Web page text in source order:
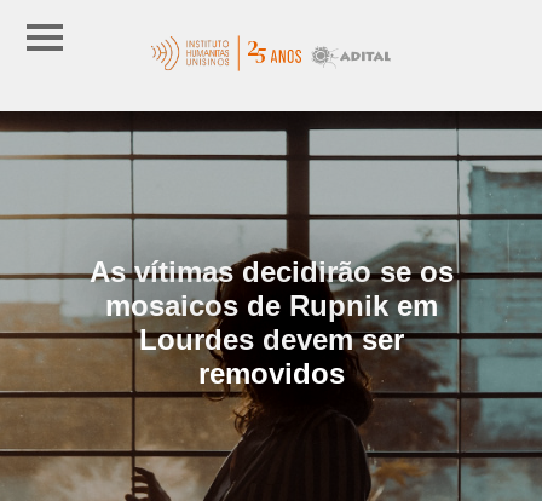
As vítimas decidirão se os
mosaicos de Rupnik em
Lourdes devem ser
removidos